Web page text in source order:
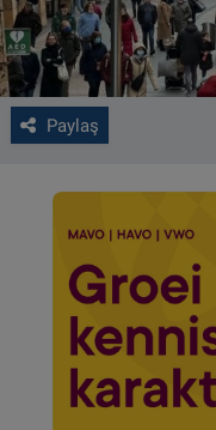
Paylaş
Çerez Politikası